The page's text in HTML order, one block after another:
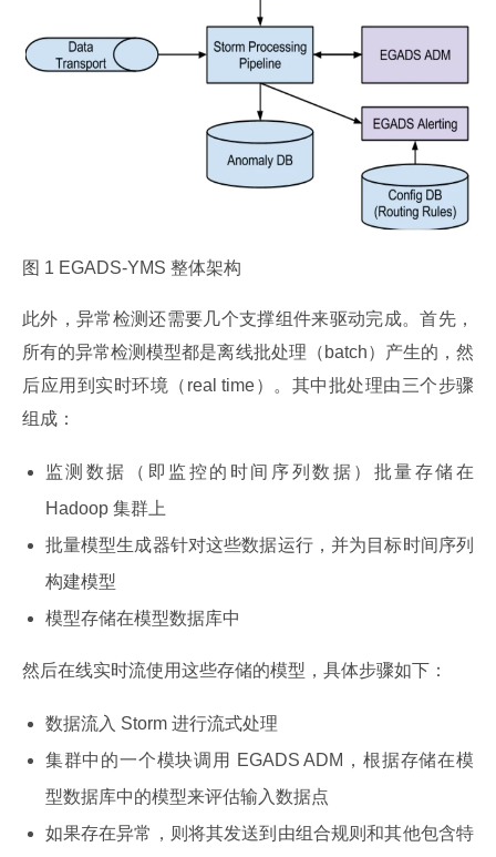
图 1 EGADS-YMS 整体架构
此外，异常检测还需要几个支撑组件来驱动完成。首先，
所有的异常检测模型都是离线批处理（batch）产生的，然
后应用到实时环境（real time）。其中批处理由三个步骤
组成：
监测数据（即监控的时间序列数据）批量存储在
Hadoop 集群上
批量模型生成器针对这些数据运行，并为目标时间序列
构建模型
模型存储在模型数据库中
然后在线实时流使用这些存储的模型，具体步骤如下：
数据流入 Storm 进行流式处理
集群中的一个模块调用 EGADS ADM，根据存储在模
型数据库中的模型来评估输入数据点
如果存在异常，则将其发送到由组合规则和其他包含特